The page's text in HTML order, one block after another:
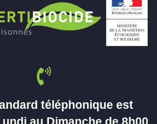
téléphonique est